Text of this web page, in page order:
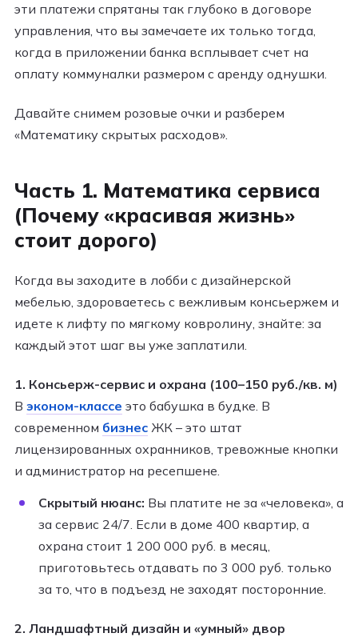
эти платежи спрятаны так глубоко в договоре
управления, что вы замечаете их только тогда,
когда в приложении банка всплывает счет на
оплату коммуналки размером с аренду однушки.
Давайте снимем розовые очки и разберем
«Математику скрытых расходов».
Часть 1. Математика сервиса
(Почему «красивая жизнь»
стоит дорого)
Когда вы заходите в лобби с дизайнерской
мебелью, здороваетесь с вежливым консьержем и
идете к лифту по мягкому ковролину, знайте: за
каждый этот шаг вы уже заплатили.
1. Консьерж-сервис и охрана (100–150 руб./кв. м)
В эконом-классе это бабушка в будке. В
современном бизнес ЖК – это штат
лицензированных охранников, тревожные кнопки
и администратор на ресепшене.
Скрытый нюанс: Вы платите не за «человека», а
за сервис 24/7. Если в доме 400 квартир, а
охрана стоит 1 200 000 руб. в месяц,
приготовьтесь отдавать по 3 000 руб. только
за то, что в подъезд не заходят посторонние.
2. Ландшафтный дизайн и «умный» двор